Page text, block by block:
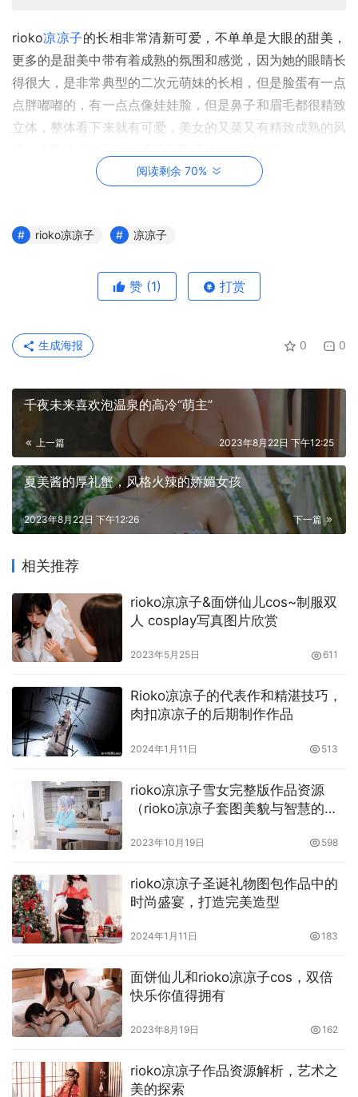
rioko凉凉子的长相非常清新可爱，不单单是大眼的甜美，
更多的是甜美中带有着成熟的氛围和感觉，因为她的眼睛长
得很大，是非常典型的二次元萌妹的长相，但是脸蛋有一点
点胖嘟嘟的，有一点点像娃娃脸，但是鼻子和眉毛都很精致
立体，整体看下来就有可爱，美女的又菜又有精致成熟的风
rioko凉凉子的装扮风格非常多样，不仅仅是只局限于对二
型，个人认为她在生活中的一些创造和摄影上面的展现要比
单纯的二次元装扮更加吸引人眼球，因为根觉得她的长相非
常适合平时生活中见到的邻家大姐姐，所以搭配上平时生活
的妆容和服装，显得非常自然，就是这种自然而然的温柔感
给粉丝的感觉非常的平易近人，并且非常的好看舒服，在搭
配上她平时的一些穿搭，看得出来她的时尚感非常强，无论
是平生活的穿搭，还是二次元妆造角色的衣服的穿搭，都非
常的有讲究，尤其是平时生活衣服的穿搭，都非常的有时尚
感。
阅读剩余 70%
rioko凉凉子 凉凉子
赞 (1) 打赏
0 0
生成海报
千夜未来喜欢泡温泉的高冷“萌主”
上一篇 2023年8月22日 下午12:25
夏美酱的厚礼蟹，风格火辣的娇媚女孩
下一篇
2023年8月22日 下午12:26
相关推荐
rioko凉凉子&面饼仙儿cos~制服双
人 cosplay写真图片欣赏
2023年5月25日 611
Rioko凉凉子的代表作和精湛技巧，
肉扣凉凉子的后期制作作品
2024年1月11日 513
rioko凉凉子雪女完整版作品资源
（rioko凉凉子套图美貌与智慧的女
2023年10月19日 598
rioko凉凉子圣诞礼物图包作品中的
时尚盛宴，打造完美造型
2024年1月11日 183
面饼仙儿和rioko凉凉子cos，双倍
快乐你值得拥有
2023年8月19日 162
rioko凉凉子作品资源解析，艺术之
美的探索